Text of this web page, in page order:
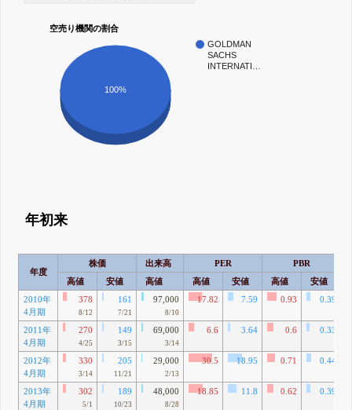
空売り機関の割合
GOLDMAN
SACHS
INTERNATI…
100%
年初来
年度
株価 出来高 PER
PBR
高値
安値 高値 高値 安値 高値 安値
2010年
4月期
378
8/12
161
7/21
97,000
8/10
17.82 7.59 0.93 0.39
2011年
4月期
270
4/25
149
3/15
69,000
3/14
6.6 3.64 0.6
0.33
2012年
4月期
330
3/14
205
11/21
29,000
2/13
30.5 18.95 0.71
0.44
2013年
4月期
302
5/1
189
10/23
48,000
8/28
18.85 11.8 0.62
0.39